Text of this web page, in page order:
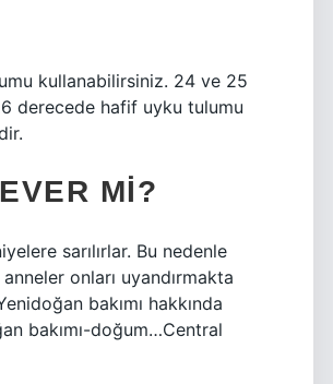
kullanabilirsiniz. 24 ve 25
derecede hafif uyku tulumu
MI?
sarılırlar. Bu nedenle
onları uyandırmakta
bakımı hakkında
bakımı-doğum…Central